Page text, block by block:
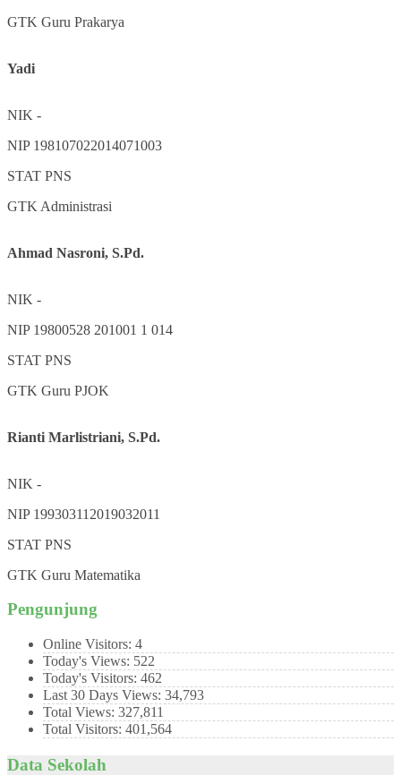
GTK Guru Prakarya
Yadi
NIK -
NIP 198107022014071003
STAT PNS
GTK Administrasi
Ahmad Nasroni, S.Pd.
NIK -
NIP 19800528 201001 1 014
STAT PNS
GTK Guru PJOK
Rianti Marlistriani, S.Pd.
NIK -
NIP 199303112019032011
STAT PNS
GTK Guru Matematika
Pengunjung
Online Visitors: 4
Today's Views: 522
Today's Visitors: 462
Last 30 Days Views: 34,793
Total Views: 327,811
Total Visitors: 401,564
Data Sekolah